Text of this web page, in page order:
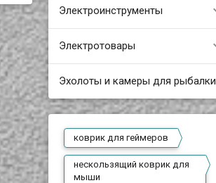
Электроинструменты
Электротовары
Эхолоты и камеры для рыбалки
коврик для геймеров
нескользящий коврик для
мыши